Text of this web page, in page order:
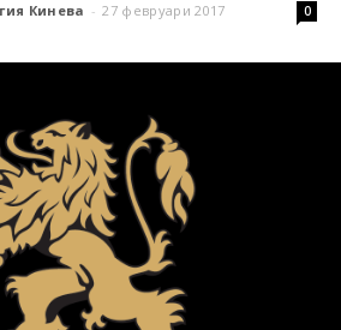
Кинева - 27 февруари 2017 0